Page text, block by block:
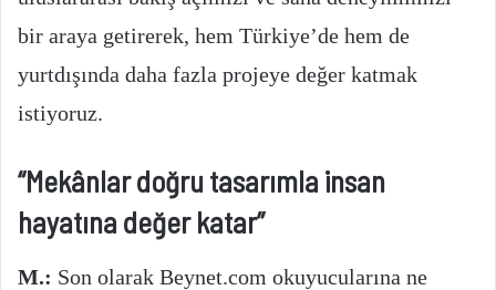
bir araya getirerek, hem Türkiye’de hem de
yurtdışında daha fazla projeye değer katmak
istiyoruz.
“Mekânlar doğru tasarımla insan
hayatına değer katar”
M.: Son olarak Beynet.com okuyucularına ne